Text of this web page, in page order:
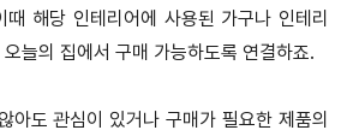
때 해당 인테리어에 사용된 가구나 인테리
늘의 집에서 구매 가능하도록 연결하죠.
아도 관심이 있거나 구매가 필요한 제품의